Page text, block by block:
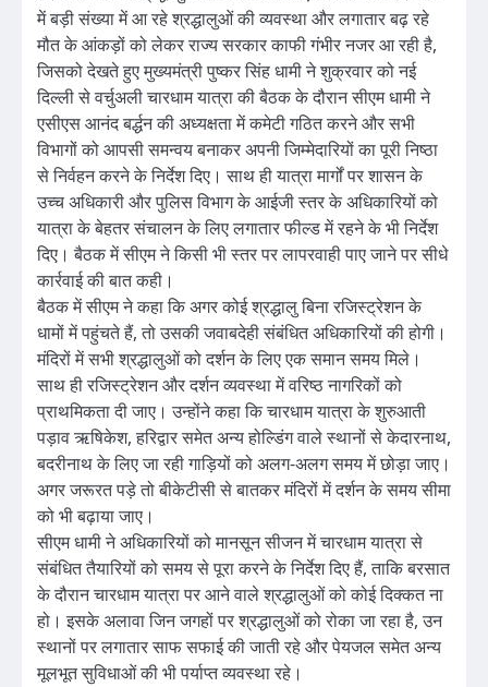
में बड़ी संख्या में आ रहे श्रद्धालुओं की व्यवस्था और लगातार बढ़ रहे
मौत के आंकड़ों को लेकर राज्य सरकार काफी गंभीर नजर आ रही है,
जिसको देखते हुए मुख्यमंत्री पुष्कर सिंह धामी ने शुक्रवार को नई
दिल्ली से वर्चुअली चारधाम यात्रा की बैठक के दौरान सीएम धामी ने
एसीएस आनंद बर्द्धन की अध्यक्षता में कमेटी गठित करने और सभी
विभागों को आपसी समन्वय बनाकर अपनी जिम्मेदारियों का पूरी निष्ठा
से निर्वहन करने के निर्देश दिए। साथ ही यात्रा मार्गों पर शासन के
उच्च अधिकारी और पुलिस विभाग के आईजी स्तर के अधिकारियों को
यात्रा के बेहतर संचालन के लिए लगातार फील्ड में रहने के भी निर्देश
दिए। बैठक में सीएम ने किसी भी स्तर पर लापरवाही पाए जाने पर सीधे
कार्रवाई की बात कही।
बैठक में सीएम ने कहा कि अगर कोई श्रद्धालु बिना रजिस्ट्रेशन के
धामों में पहुंचते हैं, तो उसकी जवाबदेही संबंधित अधिकारियों की होगी।
मंदिरों में सभी श्रद्धालुओं को दर्शन के लिए एक समान समय मिले।
साथ ही रजिस्ट्रेशन और दर्शन व्यवस्था में वरिष्ठ नागरिकों को
प्राथमिकता दी जाए। उन्होंने कहा कि चारधाम यात्रा के शुरुआती
पड़ाव ऋषिकेश, हरिद्वार समेत अन्य होल्डिंग वाले स्थानों से केदारनाथ,
बदरीनाथ के लिए जा रही गाड़ियों को अलग-अलग समय में छोड़ा जाए।
अगर जरूरत पड़े तो बीकेटीसी से बातकर मंदिरों में दर्शन के समय सीमा
को भी बढ़ाया जाए।
सीएम धामी ने अधिकारियों को मानसून सीजन में चारधाम यात्रा से
संबंधित तैयारियों को समय से पूरा करने के निर्देश दिए हैं, ताकि बरसात
के दौरान चारधाम यात्रा पर आने वाले श्रद्धालुओं को कोई दिक्कत ना
हो। इसके अलावा जिन जगहों पर श्रद्धालुओं को रोका जा रहा है, उन
स्थानों पर लगातार साफ सफाई की जाती रहे और पेयजल समेत अन्य
मूलभूत सुविधाओं की भी पर्याप्त व्यवस्था रहे।